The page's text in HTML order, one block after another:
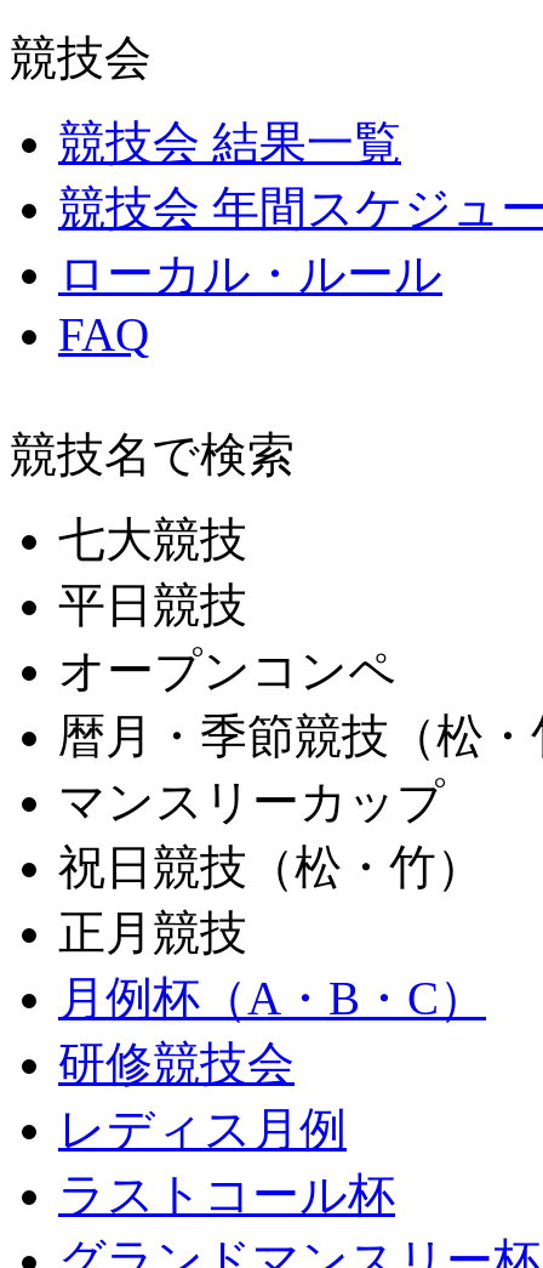
競技会
競技会 結果一覧
競技会 年間スケジュ
ローカル・ルール
FAQ
競技名で検索
七大競技
平日競技
オープンコンペ
暦月・季節競技（松・
マンスリーカップ
祝日競技（松・竹）
正月競技
月例杯（A・B・C）
研修競技会
レディス月例
ラストコール杯